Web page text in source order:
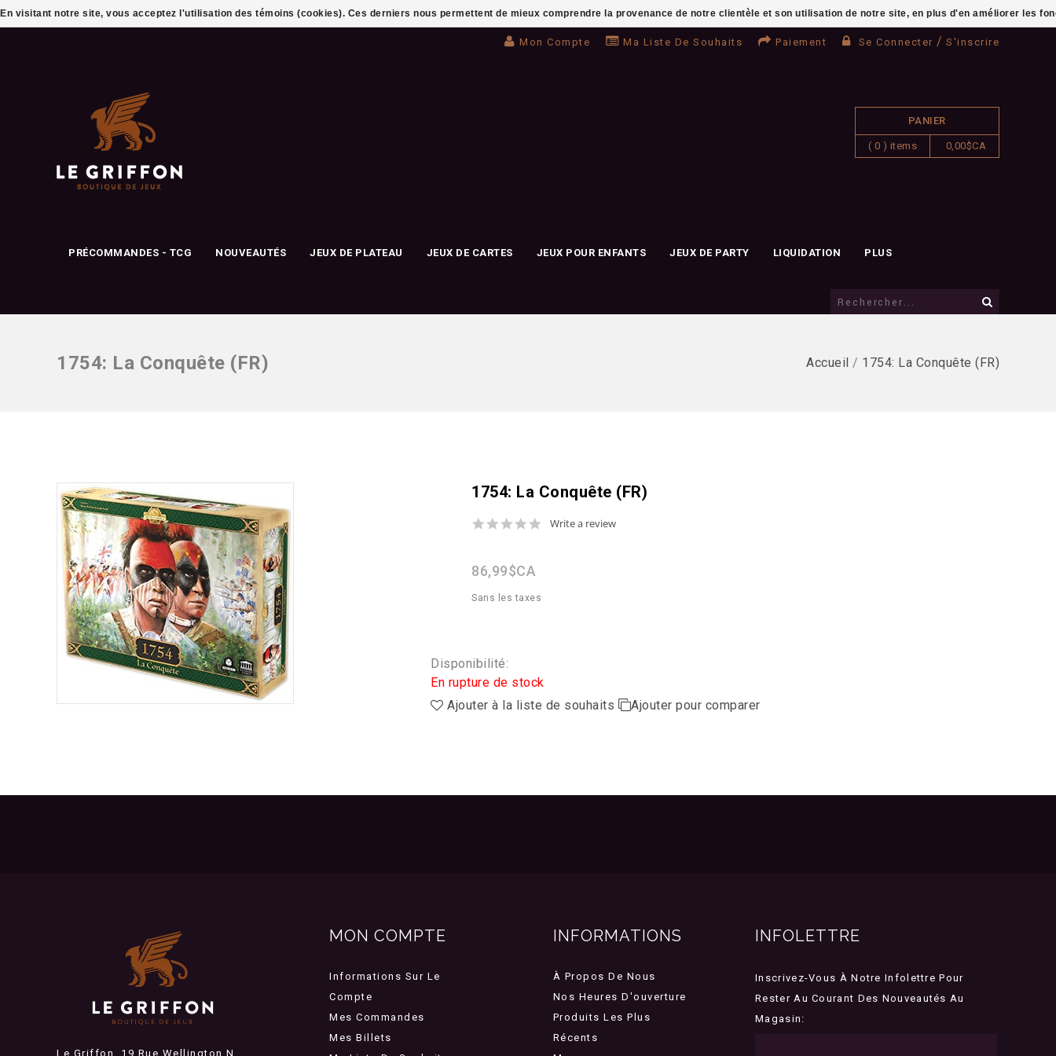
Mon Compte Ma Liste De Souhaits Paiement Se Connecter / S'inscrire
PANIER
( 0 ) items 0,00$CA
PRÉCOMMANDES - TCG NOUVEAUTÉS JEUX DE PLATEAU JEUX DE CARTES JEUX POUR ENFANTS JEUX DE PARTY LIQUIDATION PLUS
1754: La Conquête (FR) Accueil / 1754: La Conquête (FR)
1754: La Conquête (FR)
0.0
Write a review
86,99$CA
Sans les taxes
Disponibilité:
En rupture de stock
Ajouter à la liste de souhaits
Ajouter pour comparer
Le Griffon, 19 Rue Wellington N,
MON COMPTE
Informations Sur Le
Compte
Mes Commandes
Mes Billets
INFORMATIONS
À Propos De Nous
Nos Heures D'ouverture
Produits Les Plus
Récents
INFOLETTRE
Inscrivez-Vous À Notre Infolettre Pour
Rester Au Courant Des Nouveautés Au
Magasin:
En visitant notre site, vous acceptez l'utilisation des témoins (cookies). Ces derniers nous permettent de mieux comprendre la provenance de notre clientèle et son utilisation de notre site, en plus d'en améliorer les